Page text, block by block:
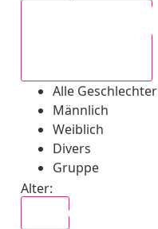
Alle Geschlechter
Männlich
Weiblich
Divers
Gruppe
Alter: